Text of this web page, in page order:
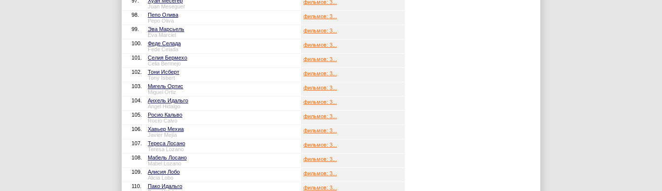
Juan Meseguer
фильмов: 3...
98.
Пепо Олива
Pepo Oliva
фильмов: 3...
99.
Эва Марсьель
Eva Marciel
фильмов: 3...
100.
Феде Селада
Fede Celada
фильмов: 3...
101.
Селия Бермехо
Celia Bermejo
фильмов: 3...
102.
Тони Исберт
Tony Isbert
фильмов: 3...
103.
Мигель Ортис
Miguel Ortiz
фильмов: 3...
104.
Анхель Идальго
Ángel Hidalgo
фильмов: 3...
105.
Росио Кальво
Rocío Calvo
фильмов: 3...
106.
Хавьер Мехиа
Javier Mejía
фильмов: 3...
107.
Тереса Лосано
Teresa Lozano
фильмов: 3...
108.
Мабель Лосано
Mabel Lozano
фильмов: 3...
109.
Алисия Лобо
Alicia Lobo
фильмов: 3...
110.
Пако Идальго
фильмов: 3...